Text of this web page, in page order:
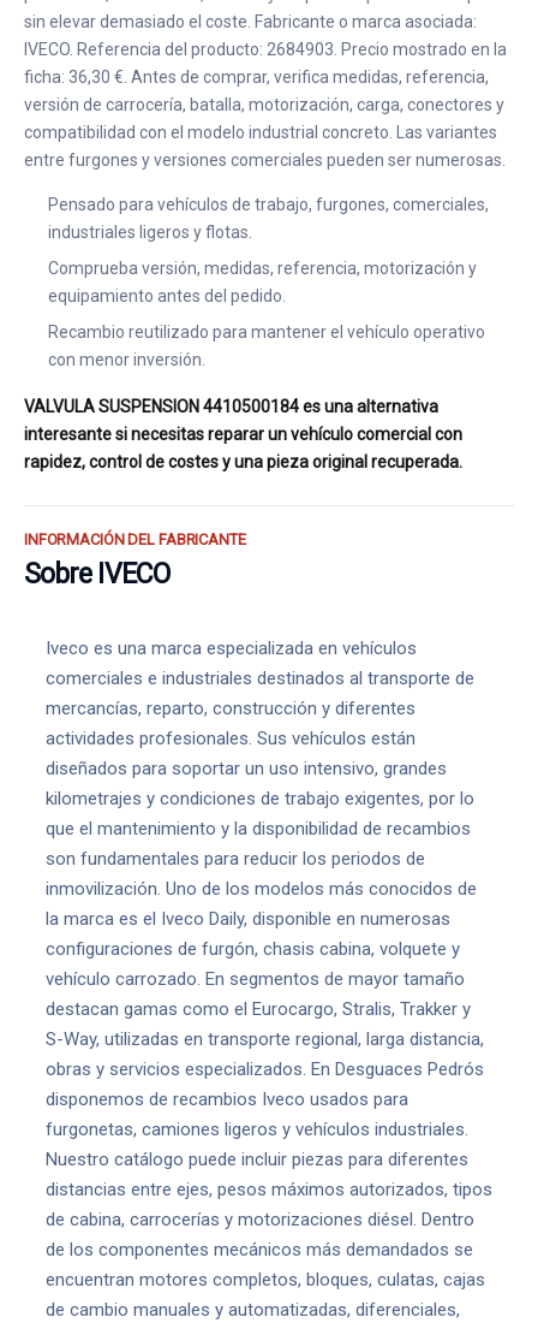
sin elevar demasiado el coste. Fabricante o marca asociada:
IVECO. Referencia del producto: 2684903. Precio mostrado en la
ficha: 36,30 €. Antes de comprar, verifica medidas, referencia,
versión de carrocería, batalla, motorización, carga, conectores y
compatibilidad con el modelo industrial concreto. Las variantes
entre furgones y versiones comerciales pueden ser numerosas.
Pensado para vehículos de trabajo, furgones, comerciales,
industriales ligeros y flotas.
Comprueba versión, medidas, referencia, motorización y
equipamiento antes del pedido.
Recambio reutilizado para mantener el vehículo operativo
con menor inversión.
VALVULA SUSPENSION 4410500184 es una alternativa
interesante si necesitas reparar un vehículo comercial con
rapidez, control de costes y una pieza original recuperada.
INFORMACIÓN DEL FABRICANTE
Sobre IVECO
Iveco es una marca especializada en vehículos
comerciales e industriales destinados al transporte de
mercancías, reparto, construcción y diferentes
actividades profesionales. Sus vehículos están
diseñados para soportar un uso intensivo, grandes
kilometrajes y condiciones de trabajo exigentes, por lo
que el mantenimiento y la disponibilidad de recambios
son fundamentales para reducir los periodos de
inmovilización. Uno de los modelos más conocidos de
la marca es el Iveco Daily, disponible en numerosas
configuraciones de furgón, chasis cabina, volquete y
vehículo carrozado. En segmentos de mayor tamaño
destacan gamas como el Eurocargo, Stralis, Trakker y
S-Way, utilizadas en transporte regional, larga distancia,
obras y servicios especializados. En Desguaces Pedrós
disponemos de recambios Iveco usados para
furgonetas, camiones ligeros y vehículos industriales.
Nuestro catálogo puede incluir piezas para diferentes
distancias entre ejes, pesos máximos autorizados, tipos
de cabina, carrocerías y motorizaciones diésel. Dentro
de los componentes mecánicos más demandados se
encuentran motores completos, bloques, culatas, cajas
de cambio manuales y automatizadas, diferenciales,